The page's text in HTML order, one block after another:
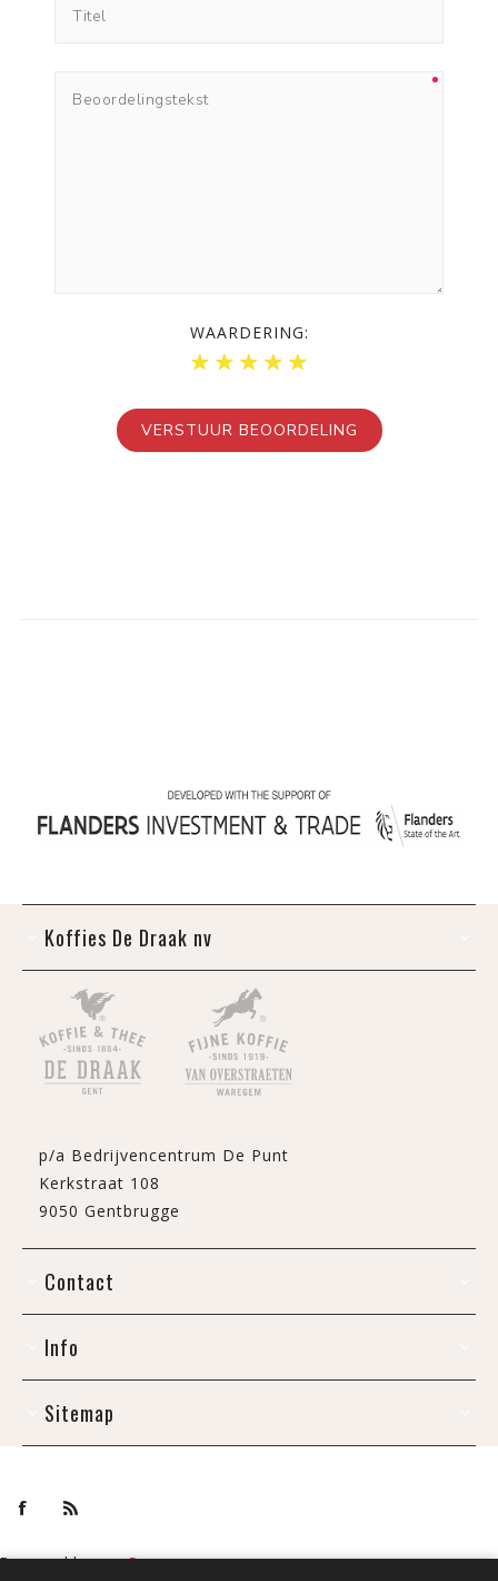
WAARDERING:
Koffies De Draak nv
p/a Bedrijvencentrum De Punt
Kerkstraat 108
9050 Gentbrugge
Contact
Info
Sitemap
Powered bynopCommerce